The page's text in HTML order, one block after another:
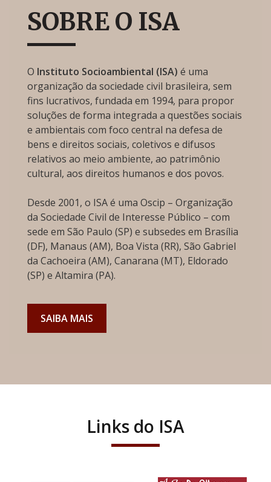
SOBRE O ISA
O Instituto Socioambiental (ISA) é uma
organização da sociedade civil brasileira, sem
fins lucrativos, fundada em 1994, para propor
soluções de forma integrada a questões sociais
e ambientais com foco central na defesa de
bens e direitos sociais, coletivos e difusos
relativos ao meio ambiente, ao patrimônio
cultural, aos direitos humanos e dos povos.
Desde 2001, o ISA é uma Oscip – Organização
da Sociedade Civil de Interesse Público – com
sede em São Paulo (SP) e subsedes em Brasília
(DF), Manaus (AM), Boa Vista (RR), São Gabriel
da Cachoeira (AM), Canarana (MT), Eldorado
(SP) e Altamira (PA).
SAIBA MAIS
Links do ISA